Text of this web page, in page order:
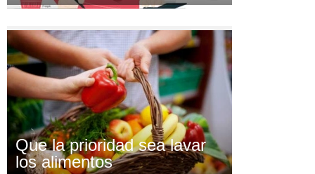
Que la prioridad sea lavar
los alimentos